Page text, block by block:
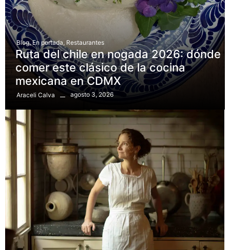
Blog, En portada Restaurantes
Ruta del chile en nogada 2026: dónde
comer este clásico de la cocina
mexicana en CDMX
Araceli Calva agosto 3, 2026